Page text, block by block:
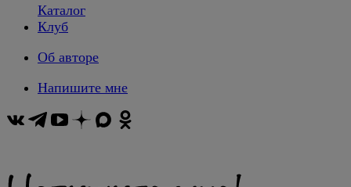
Каталог
Клуб
Об авторе
Напишите мне